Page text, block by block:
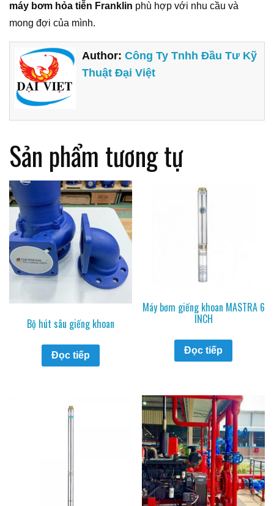
máy bơm hỏa tiễn Franklin phù hợp với nhu cầu và
mong đợi của mình.
Author:Công Ty Tnhh Đầu Tư Kỹ
Thuật Đại Việt
Sản phẩm tương tự
Bộ hút sâu giếng khoan
Đọc tiếp
Máy bơm giếng khoan MASTRA 6
INCH
Đọc tiếp